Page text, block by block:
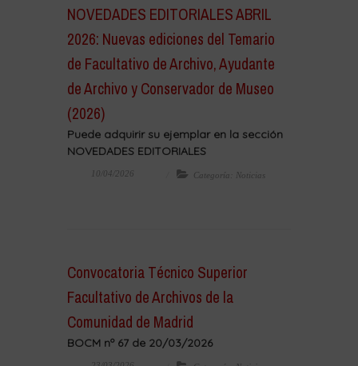
NOVEDADES EDITORIALES ABRIL
2026: Nuevas ediciones del Temario
de Facultativo de Archivo, Ayudante
de Archivo y Conservador de Museo
(2026)
Puede adquirir su ejemplar en la sección
NOVEDADES EDITORIALES
10/04/2026 Categoría: Noticias
Convocatoria Técnico Superior
Facultativo de Archivos de la
Comunidad de Madrid
BOCM nº 67 de 20/03/2026